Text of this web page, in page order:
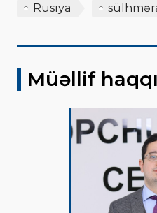
Rusiya
Müəllif